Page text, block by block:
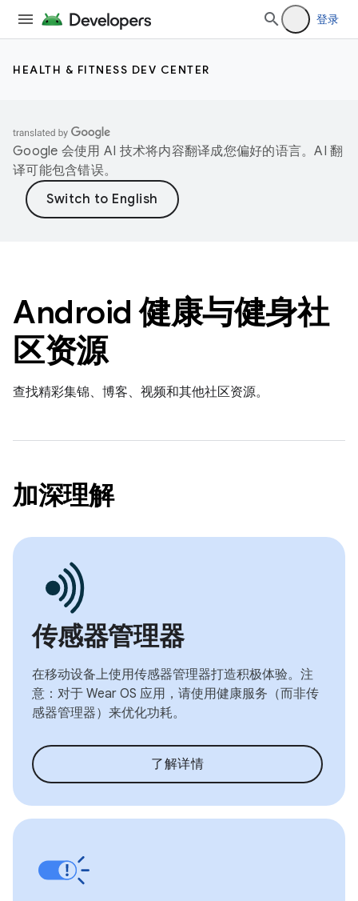
登录
HEALTH & FITNESS DEV CENTER
Google 会使用 AI 技术将内容翻译成您偏好的语言。AI 翻
译可能包含错误。
Android 健康与健身社
区资源
查找精彩集锦、博客、视频和其他社区资源。
加深理解
传感器管理器
在移动设备上使用传感器管理器打造积极体验。注
意：对于 Wear OS 应用，请使用健康服务（而非传
感器管理器）来优化功耗。
了解详情